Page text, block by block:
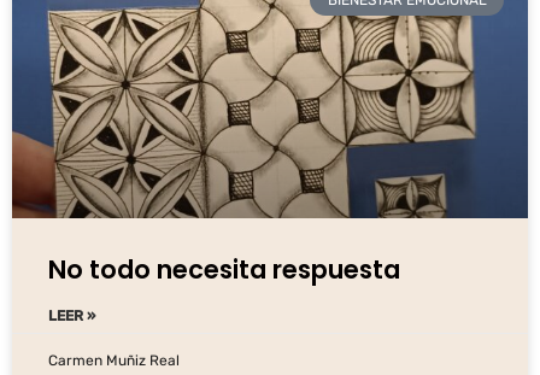
No todo necesita respuesta
LEER »
Carmen Muñiz Real